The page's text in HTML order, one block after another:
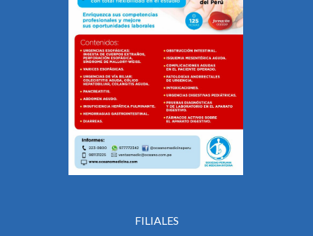
FILIALES